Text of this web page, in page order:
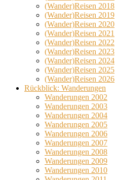
(Wander)Reisen 2018
(Wander)Reisen 2019
(Wander)Reisen 2020
(Wander)Reisen 2021
(Wander)Reisen 2022
(Wander)Reisen 2023
(Wander)Reisen 2024
(Wander)Reisen 2025
(Wander)Reisen 2026
Rückblick: Wanderungen
Wanderungen 2002
Wanderungen 2003
Wanderungen 2004
Wanderungen 2005
Wanderungen 2006
Wanderungen 2007
Wanderungen 2008
Wanderungen 2009
Wanderungen 2010